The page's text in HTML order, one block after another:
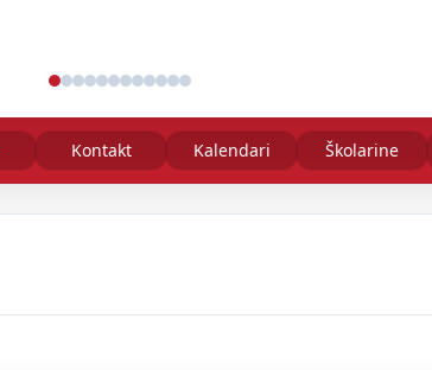
Kontakt Kalendari Školarine